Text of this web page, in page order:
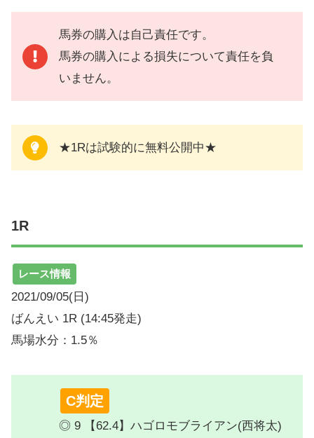
馬券の購入は自己責任です。
馬券の購入による損失について責任を負
いません。
★1Rは試験的に無料公開中★
1R
レース情報
2021/09/05(日)
ばんえい 1R (14:45発走)
馬場水分：1.5％
C判定
◎ 9 【62.4】ハゴロモブライアン(西将太)